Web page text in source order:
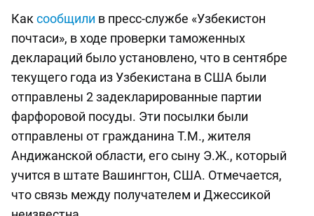
Каксообщили в пресс-службе «Узбекистон
почтаси», в ходе проверки таможенных
деклараций было установлено, что в сентябре
текущего года из Узбекистана в США были
отправлены 2 задекларированные партии
фарфоровой посуды. Эти посылки были
отправлены от гражданина Т.М., жителя
Андижанской области, его сыну Э.Ж., который
учится в штате Вашингтон, США. Отмечается,
что связь между получателем и Джессикой